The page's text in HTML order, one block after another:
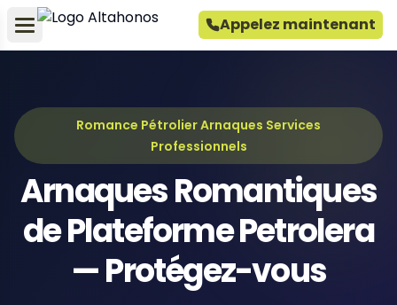
Appelez maintenant
Romance Pétrolier Arnaques Services
Professionnels
Arnaques Romantiques
de Plateforme Petrolera
— Protégez-vous